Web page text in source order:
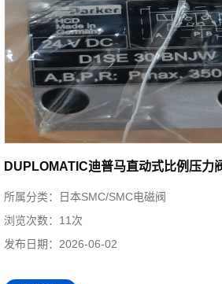
DUPLOMATIC迪普马直动式比例压力
所属分类：
日本SMC/SMC电磁阀
浏览次数： 11次
发布日期： 2026-06-02